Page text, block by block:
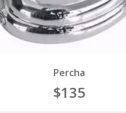
Percha
$135